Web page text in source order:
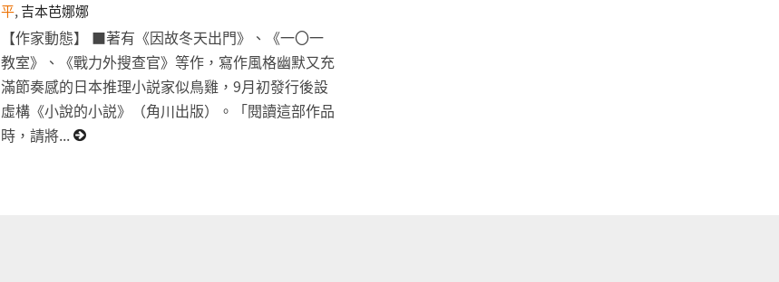
平,吉本芭娜娜
【作家動態】 ■著有《因故冬天出門》、《一〇一
教室》、《戰力外搜查官》等作，寫作風格幽默又充
滿節奏感的日本推理小説家似鳥雞，9月初發行後設
虛構《小說的小説》（角川出版）。「閱讀這部作品
時，請將...